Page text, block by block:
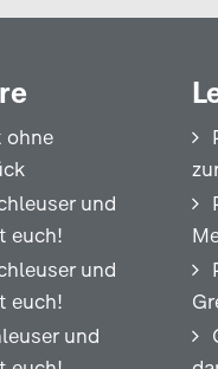
ohne
und
euch!
und
euch!
und